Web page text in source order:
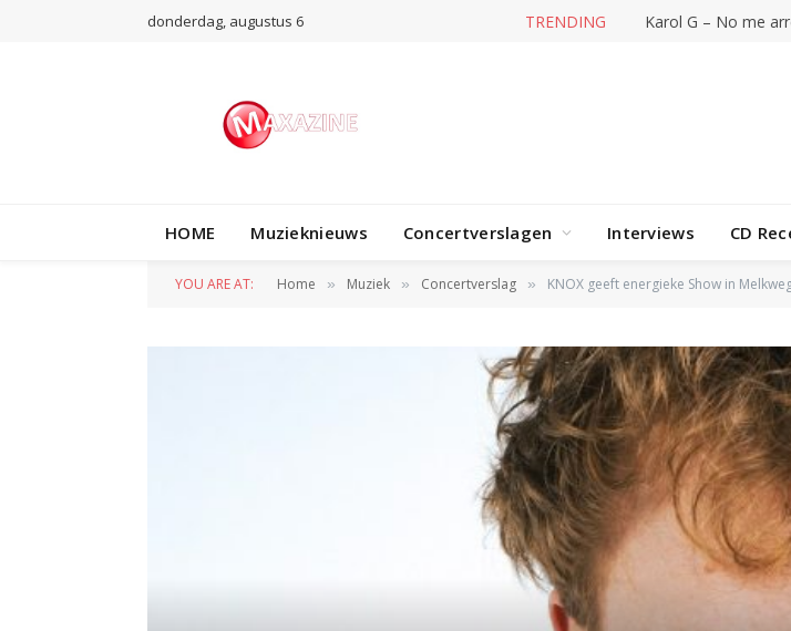
donderdag, augustus 6 TRENDING Karol G – No me
HOME Muzieknieuws Concertverslagen Interviews CD
YOU ARE AT: Home » Muziek » Concertverslag » KNOX geeft energieke Show in